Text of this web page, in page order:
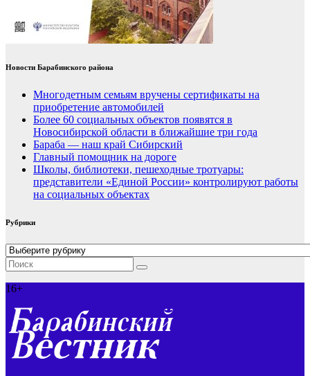
Новости Барабинского района
Многодетным семьям вручены сертификаты на
приобретение автомобилей
Более 60 социальных объектов появятся в
Новосибирской области в ближайшие три года
Бараба — наш край Сибирский
Главный помощник на дороге
Школы, библиотеки, пешеходные тротуары:
представители «Единой России» контролируют работы
на социальных объектах
Рубрики
Рубрики
16+